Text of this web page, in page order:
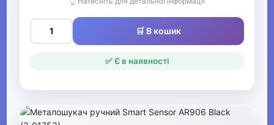
🛒 В кошик
✅ Є в наявності